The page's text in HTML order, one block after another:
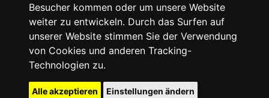
Besucher kommen oder um unsere Website
weiter zu entwickeln. Durch das Surfen auf
unserer Website stimmen Sie der Verwendung
von Cookies und anderen Tracking-
Technologien zu.
Alle akzeptieren Einstellungen ändern